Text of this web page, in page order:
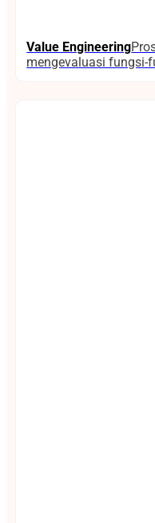
Value Engineering
mengevaluasi fungsi-